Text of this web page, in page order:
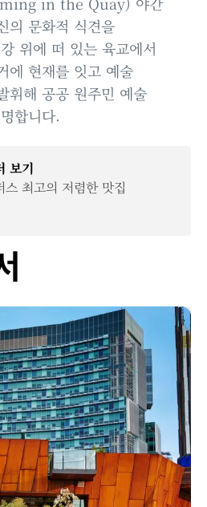
의 문화적 식견을
위에 떠 있는 육교에서
에 현재를 잇고 예술
휘해 공공 원주민 예술
합니다.
보기
스 최고의 저렴한 맛집